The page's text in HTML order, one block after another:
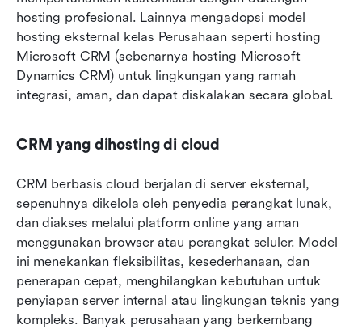
hosting profesional. Lainnya mengadopsi model
hosting eksternal kelas Perusahaan seperti hosting
Microsoft CRM (sebenarnya hosting Microsoft
Dynamics CRM) untuk lingkungan yang ramah
integrasi, aman, dan dapat diskalakan secara global.
CRM yang dihosting di cloud
CRM berbasis cloud berjalan di server eksternal,
sepenuhnya dikelola oleh penyedia perangkat lunak,
dan diakses melalui platform online yang aman
menggunakan browser atau perangkat seluler. Model
ini menekankan fleksibilitas, kesederhanaan, dan
penerapan cepat, menghilangkan kebutuhan untuk
penyiapan server internal atau lingkungan teknis yang
kompleks. Banyak perusahaan yang berkembang